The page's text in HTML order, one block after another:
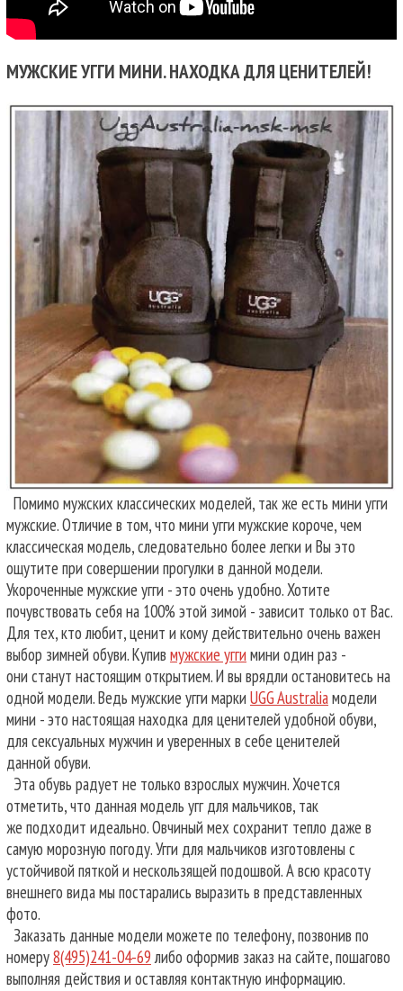
МУЖСКИЕ УГГИ МИНИ. НАХОДКА ДЛЯ ЦЕНИТЕЛЕЙ!
Помимо мужских классических моделей, так же есть мини угги
мужские. Отличие в том, что мини угги мужские короче, чем
классическая модель, следовательно более легки и Вы это
ощутите при совершении прогулки в данной модели.
Укороченные мужские угги - это очень удобно. Хотите
почувствовать себя на 100% этой зимой - зависит только от Вас.
Для тех, кто любит, ценит и кому действительно очень важен
выбор зимней обуви. Купив мужские угги мини один раз -
они станут настоящим открытием. И вы врядли остановитесь на
одной модели. Ведь мужские угги марки UGG Australiaмодели
мини - это настоящая находка для ценителей удобной обуви,
для сексуальных мужчин и уверенных в себе ценителей
данной обуви.
Эта обувь радует не только взрослых мужчин. Хочется
отметить, что данная модель угг для мальчиков, так
же подходит идеально. Овчиный мех сохранит тепло даже в
самую морозную погоду. Угги для мальчиков изготовлены с
устойчивой пяткой и нескользящей подошвой. А всю красоту
внешнего вида мы постарались выразить в представленных
фото.
Заказать данные модели можете по телефону, позвонив по
номеру8(495)241-04-69 либо оформив заказ на сайте, пошагово
выполняя действия и оставляя контактную информацию.